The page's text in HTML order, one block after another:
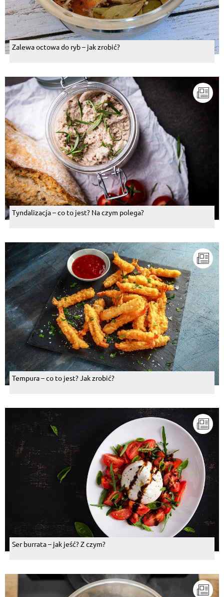
Zalewa octowa do ryb – jak zrobić?
Tyndalizacja – co to jest? Na czym polega?
Tempura – co to jest? Jak zrobić?
Ser burrata – jak jeść? Z czym?